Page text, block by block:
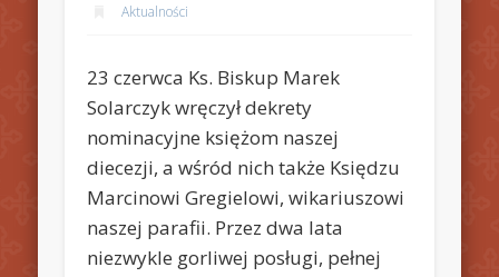
Aktualności
23 czerwca Ks. Biskup Marek
Solarczyk wręczył dekrety
nominacyjne księżom naszej
diecezji, a wśród nich także Księdzu
Marcinowi Gregielowi, wikariuszowi
naszej parafii. Przez dwa lata
niezwykle gorliwej posługi, pełnej